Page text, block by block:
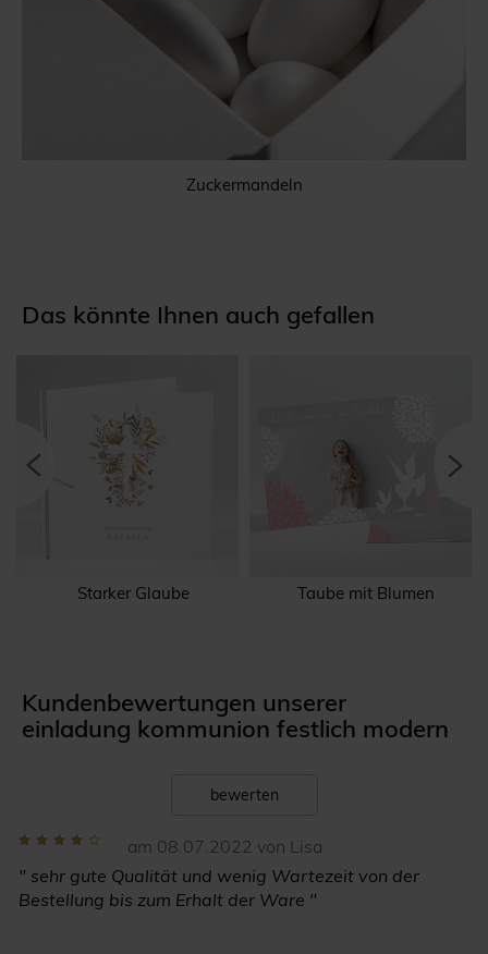
Zuckermandeln
Das könnte Ihnen auch gefallen
Starker Glaube Taube mit Blumen
Kundenbewertungen unserer
einladung kommunion festlich modern
bewerten
am 08.07.2022 von Lisa
" sehr gute Qualität und wenig Wartezeit von der
Bestellung bis zum Erhalt der Ware "